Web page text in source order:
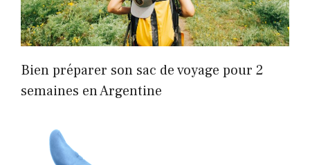
Bien préparer son sac de voyage pour 2
semaines en Argentine